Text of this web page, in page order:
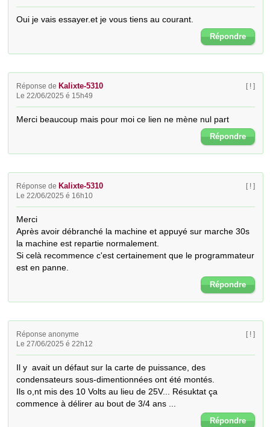
Oui je vais essayer.et je vous tiens au courant.
Répondre
Réponse de Kalixte-5310
Le 22/06/2025 é 15h49
[ ! ]
Merci beaucoup mais pour moi ce lien ne mène nul part
Répondre
Réponse de Kalixte-5310
Le 22/06/2025 é 16h10
[ ! ]
Merci
Après avoir débranché la machine et appuyé sur marche 30s
la machine est repartie normalement.
Si celà recommence c'est certainement que le programmateur
est en panne.
Répondre
Réponse anonyme
Le 27/06/2025 é 22h12
[ ! ]
Il y  avait un défaut sur la carte de puissance, des
condensateurs sous-dimentionnées ont été montés.
Ils o,nt mis des 10 Volts au lieu de 25V... Résuktat ça
commence à délirer au bout de 3/4 ans ...
Répondre